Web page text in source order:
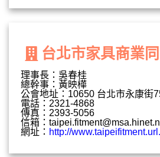
台北市家具商業
理事長：吳春桂
總幹事：黃映樺
公會地址：10650 台北市永康街
電話：2321-4868
傳真：2393-5056
信箱：
網址： http://